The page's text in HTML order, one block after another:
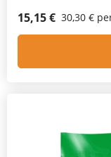
15,15 € 30,30 €